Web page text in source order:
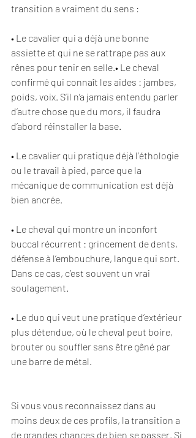
transition a vraiment du sens :
• Le cavalier qui a déjà une bonne
assiette et qui ne se rattrape pas aux
rênes pour tenir en selle.• Le cheval
confirmé qui connaît les aides : jambes,
poids, voix. S’il n’a jamais entendu parler
d’autre chose que du mors, il faudra
d’abord réinstaller la base.
• Le cavalier qui pratique déjà l’éthologie
ou le travail à pied, parce que la
mécanique de communication est déjà
bien ancrée.
• Le cheval qui montre un inconfort
buccal récurrent : grincement de dents,
défense à l’embouchure, langue qui sort.
Dans ce cas, c’est souvent un vrai
soulagement.
• Le duo qui veut une pratique d’extérieur
plus détendue, où le cheval peut boire,
brouter ou souffler sans être gêné par
une barre de métal.
Si vous vous reconnaissez dans au
moins deux de ces profils, la transition a
de grandes chances de bien se passer. Si